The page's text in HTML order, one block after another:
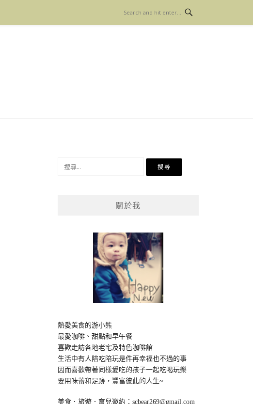
關於我
熱愛美食的游小熊
最愛咖啡、甜點和早午餐
喜歡走訪各地老宅及特色咖啡館
生活中有人陪吃陪玩是件再幸福也不過的事
因而喜歡帶著同樣愛吃的孩子一起吃喝玩樂
要用味蕾和足跡，豐富彼此的人生~
美食．旅遊．育兒邀約：scbear269@gmail.com